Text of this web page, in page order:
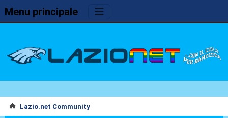
Menu principale
Lazio.net Community